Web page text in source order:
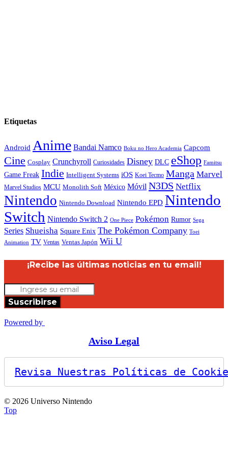
Etiquetas
Android Anime Bandai Namco Boku no Hero Academia Capcom
Cine Cosplay Crunchyroll Curiosidades Disney DLC eShop Famitsu
Game Freak Indie Intelligent Systems iOS Koei Tecmo Manga Marvel
Marvel Studios MCU Monolith Soft México Móvil N3DS Netflix
Nintendo Nintendo Download Nintendo EPD Nintendo
Switch Nintendo Switch 2 One Piece Pokémon Rumor Sega
Series Shueisha Square Enix The Pokémon Company Toei
Animation TV Ventas Ventas Japón Wii U
¡Recibe las últimas noticias en tu email!
Suscribirse
Powered by
Aviso Legal
Revisa Nuestras Políticas de
© 2026 Universo Nintendo
Top